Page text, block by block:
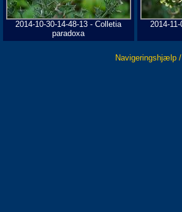
2014-10-30-14-48-13 - Colletia
paradoxa
2014-
Navigeringshjælp